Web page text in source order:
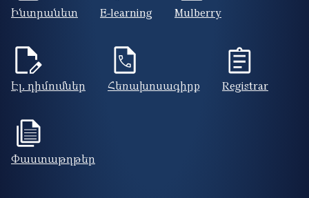
Ինտրանետ E-learning Mulberry
Էլ. դիմումներ Հեռախոսագիրք Registrar
Փաստաթղթեր